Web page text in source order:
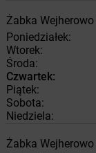
Żabka Wejherowo
Poniedziałek:
Wtorek:
Środa:
Czwartek:
Piątek:
Sobota:
Niedziela:
Żabka Wejherowo